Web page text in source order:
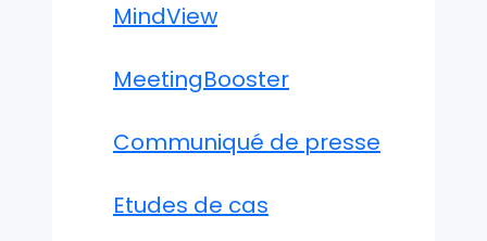
MindView
MeetingBooster
Communiqué de presse
Etudes de cas